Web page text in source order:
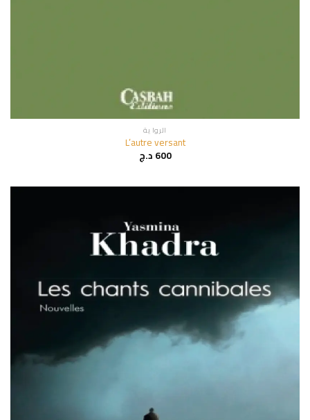
الروا ية
L’autre versant
600د.ج